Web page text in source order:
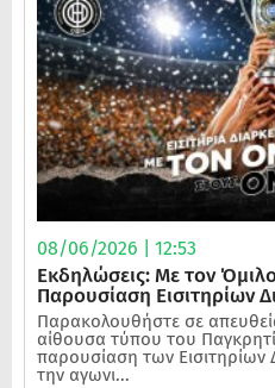
08/06/2026 | 12:53
Εκδηλώσεις: Με τον
Παρουσίαση Εισιτηρίων
Παρακολουθήστε σε
αίθουσα τύπου του
παρουσίαση των Εισιτηρίων
την αγωνι...